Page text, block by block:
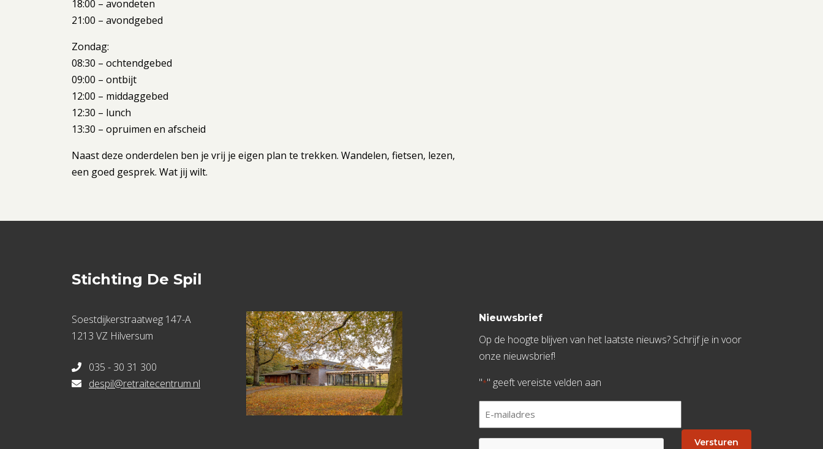
18:00 – avondeten
21:00 – avondgebed
Zondag:
08:30 – ochtendgebed
09:00 – ontbijt
12:00 – middaggebed
12:30 – lunch
13:30 – opruimen en afscheid
Naast deze onderdelen ben je vrij je eigen plan te trekken. Wandelen, fietsen, lezen,
een goed gesprek. Wat jij wilt.
Stichting De Spil
Soestdijkerstraatweg 147-A
1213 VZ Hilversum
035 - 30 31 300
despil@retraitecentrum.nl
Nieuwsbrief
Op de hoogte blijven van het laatste nieuws? Schrijf je in voor
onze nieuwsbrief!
"*" geeft vereiste velden aan
mailadres
* Versturen